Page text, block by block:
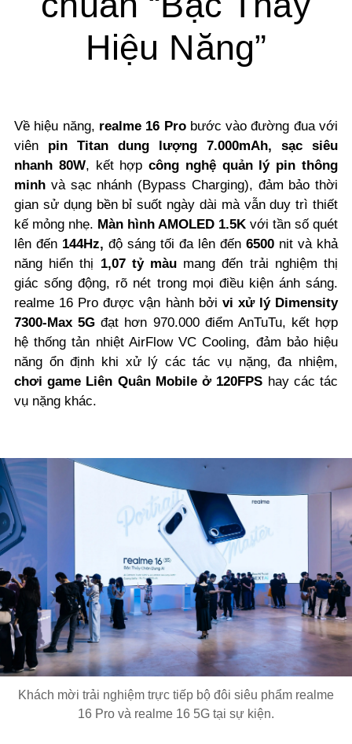
Hiệu Năng”
Về hiệu năng, realme 16 Probước vào đường đua với
viên pin Titan dung lượng 7.000mAh, sạc siêu
nhanh 80W, kết hợpcông nghệ quản lý pin thông
minh và sạc nhánh (Bypass Charging), đảm bảo thời
gian sử dụng bền bỉ suốt ngày dài mà vẫn duy trì thiết
kế mỏng nhẹ. Màn hình AMOLED 1.5K với tần số quét
lên đến 144Hz, độ sáng tối đa lên đến 6500 nit và khả
năng hiển thị 1,07 tỷ màu mang đến trải nghiệm thị
giác sống động, rõ nét trong mọi điều kiện ánh sáng.
realme 16 Pro được vận hành bởi vi xử lý Dimensity
7300-Max 5G đạt hơn 970.000 điểm AnTuTu, kết hợp
hệ thống tản nhiệt AirFlow VC Cooling, đảm bảo hiệu
năng ổn định khi xử lý các tác vụ nặng, đa nhiệm,
chơi game Liên Quân Mobile ở 120FPS hay các tác
vụ nặng khác.
Khách mời trải nghiệm trực tiếp bộ đôi siêu phẩm realme
16 Pro và realme 16 5G tại sự kiện.